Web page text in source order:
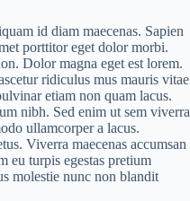
id diam maecenas. Sapien
porttitor eget dolor morbi.
Dolor magna eget est lorem.
ridiculus mus mauris vitae
etiam non quam lacus.
nibh. Sed enim ut sem viverra
ullamcorper a lacus.
Viverra maecenas accumsan
eu turpis egestas pretium
molestie nunc non blandit